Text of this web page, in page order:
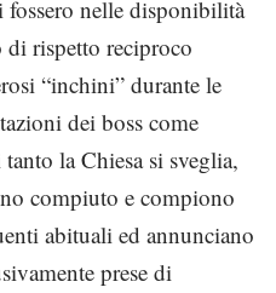
fossero nelle disponibilità
rispetto reciproco
“inchini” durante le
dei boss come
la Chiesa si sveglia,
compiuto e compiono
abituali ed annunciano
prese di